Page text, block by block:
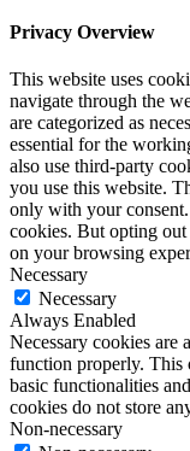
Privacy Overview
This website uses
navigate through the
are categorized as
essential for the
also use third-party
you use this website.
only with your
cookies. But opting out
on your browsing
Necessary
Necessary
Always Enabled
Necessary cookies are
function properly. This
basic functionalities
cookies do not store
Non-necessary